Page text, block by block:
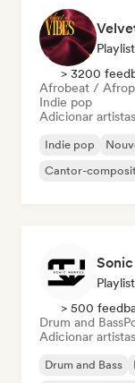
Playlist
> 3200
Afrobeat /
Indie pop
Adicionar
Indie pop
Cantor-
Playlist
> 500
Drum and Bass
Adicionar
Drum and Bass